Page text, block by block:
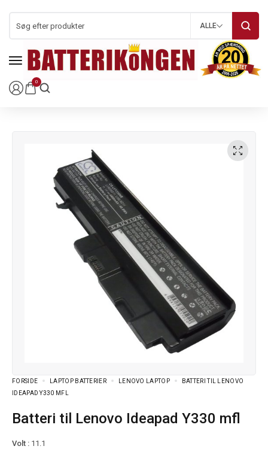
0
ALLE
FORSIDE LAPTOP BATTERIER LENOVO LAPTOP
BATTERI TIL LENOVO
IDEAPAD Y330 MFL
Batteri til Lenovo Ideapad Y330 mfl
Volt : 11.1